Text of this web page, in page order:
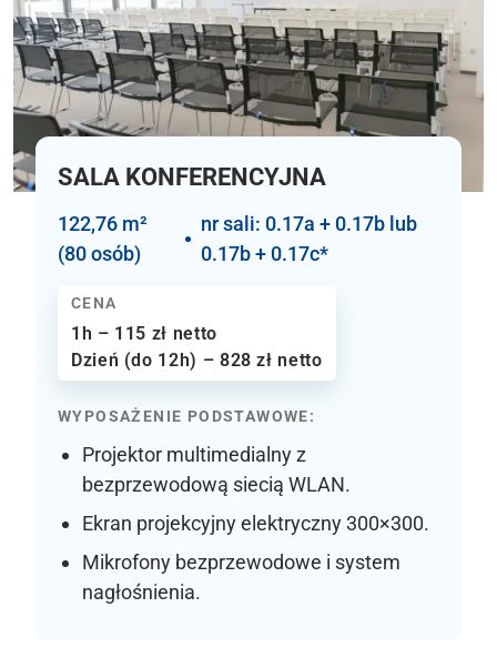
SALA KONFERENCYJNA
122,76 m²
(80 osób)
nr sali: 0.17a + 0.17b lub
0.17b + 0.17c*
CENA
1h – 115 zł netto
Dzień (do 12h) – 828 zł netto
WYPOSAŻENIE PODSTAWOWE:
Projektor multimedialny z
bezprzewodową siecią WLAN.
Ekran projekcyjny elektryczny 300×300.
Mikrofony bezprzewodowe i system
nagłośnienia.